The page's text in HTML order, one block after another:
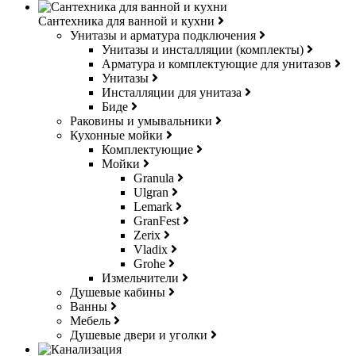
Сантехника для ванной и кухни
Унитазы и арматура подключения
Унитазы и инсталляции (комплекты)
Арматура и комплектующие для унитазов
Унитазы
Инсталляции для унитаза
Биде
Раковины и умывальники
Кухонные мойки
Комплектующие
Мойки
Granula
Ulgran
Lemark
GranFest
Zerix
Vladix
Grohe
Измельчители
Душевые кабины
Ванны
Мебель
Душевые двери и уголки